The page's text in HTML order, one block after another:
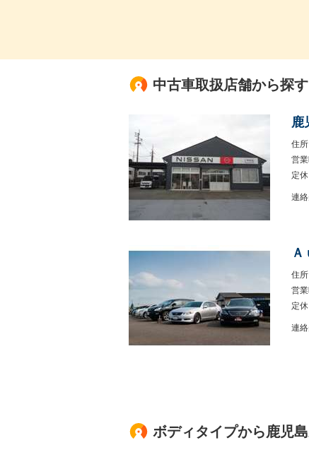
中古車取扱店舗から探す
鹿
住所
営
定休
連
住所
営
定休
連
ボディタイプから鹿児